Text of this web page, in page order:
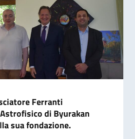
Ferranti
di Byurakan
sua fondazione.